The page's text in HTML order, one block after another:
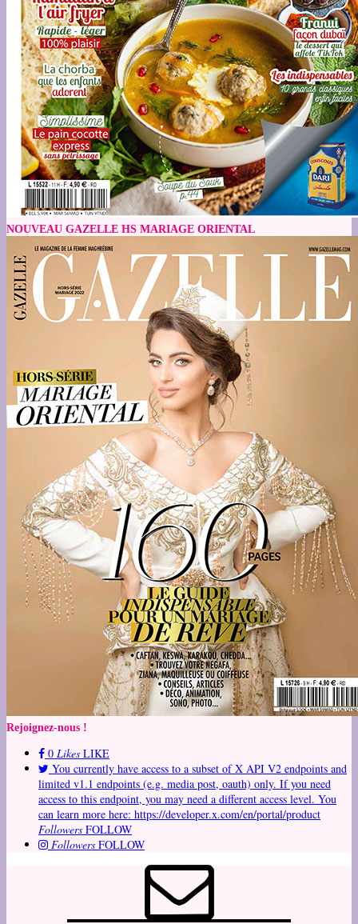
NOUVEAU GAZELLE HS MARIAGE ORIENTAL
Rejoignez-nous !
0 Likes LIKE
You currently have access to a subset of X API V2 endpoints and
limited v1.1 endpoints (e.g. media post, oauth) only. If you need
access to this endpoint, you may need a different access level. You
can learn more here: https://developer.x.com/en/portal/product
Followers FOLLOW
Followers FOLLOW